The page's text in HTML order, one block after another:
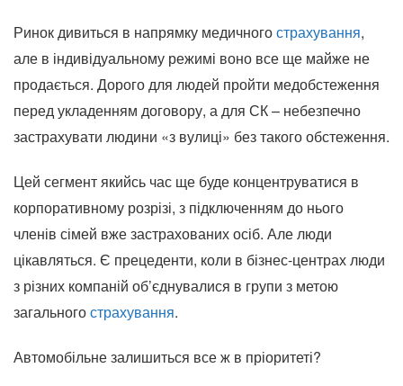
Ринок дивиться в напрямку медичногострахування,
але в індивідуальному режимі воно все ще майже не
продається. Дорого для людей пройти медобстеження
перед укладенням договору, а для СК – небезпечно
застрахувати людини «з вулиці» без такого обстеження.
Цей сегмент якийсь час ще буде концентруватися в
корпоративному розрізі, з підключенням до нього
членів сімей вже застрахованих осіб. Але люди
цікавляться. Є прецеденти, коли в бізнес-центрах люди
з різних компаній об’єднувалися в групи з метою
загальногострахування.
Автомобільне залишиться все ж в пріоритеті?